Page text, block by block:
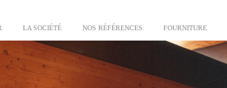
LA SOCIÉTÉ NOS RÉFÉRENCES FOURNITURE